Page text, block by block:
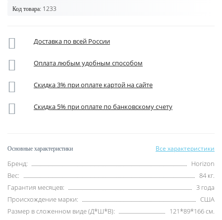
Код товара: 1233
Доставка по всей России
Оплата любым удобным способом
Скидка 3% при оплате картой на сайте
Скидка 5% при оплате по банковскому счету
Основные характеристики Все характеристики
Бренд:
Horizon
Вес:
84 кг.
Гарантия месяцев:
3 года
Происхождение марки:
США
Размер в сложенном виде (Д*Ш*В):
121*89*166 см.